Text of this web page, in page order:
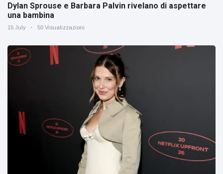
Dylan Sprouse e Barbara Palvin rivelano di aspettare
una bambina
15 July 50 Visualizzazioni